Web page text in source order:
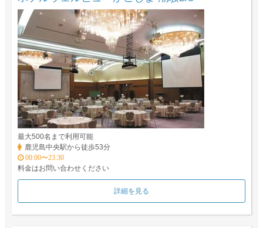
最大500名まで利用可能
鹿児島中央駅から徒歩53分
00:00〜23:30
料金はお問い合わせください
詳細を見る